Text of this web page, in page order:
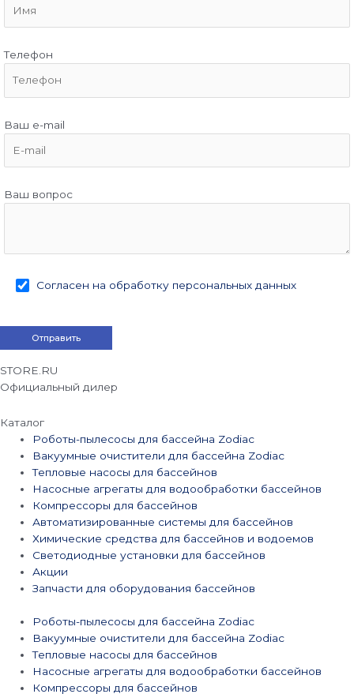
Телефон
Ваш e-mail
Ваш вопрос
Согласен на обработку персональных данных
STORE.RU
Официальный дилер
Каталог
Роботы-пылесосы для бассейна Zodiac
Вакуумные очистители для бассейна Zodiac
Тепловые насосы для бассейнов
Насосные агрегаты для водообработки бассейнов
Компрессоры для бассейнов
Автоматизированные системы для бассейнов
Химические средства для бассейнов и водоемов
Светодиодные установки для бассейнов
Акции
Запчасти для оборудования бассейнов
Роботы-пылесосы для бассейна Zodiac
Вакуумные очистители для бассейна Zodiac
Тепловые насосы для бассейнов
Насосные агрегаты для водообработки бассейнов
Компрессоры для бассейнов